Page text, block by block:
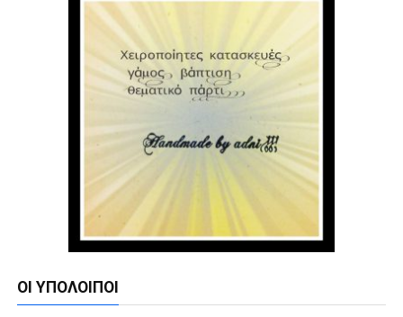
ΟΙ ΥΠΌΛΟΙΠΟΙ